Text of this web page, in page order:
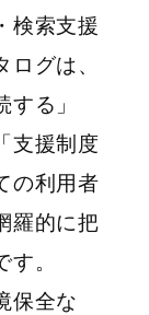
検索支援
グは、
する」
支援制度
の利用者
羅的に把
。
保全な